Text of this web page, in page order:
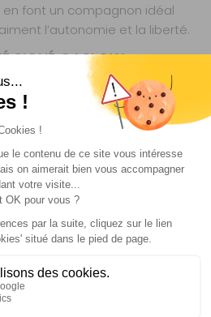
font un compagnon idéal
l’autonomie et la liberté.
SIGNÉ GASLOW
Ltd, cet adaptateur
marque reconnue dans le
pour véhicules de loisirs.
normes les plus strictes, il allie
Que vous soyez un camping-
occasionnel, cet
une expérience de remplissage
britannique spécialisée dans
pour ses systèmes de
haut de gamme, la